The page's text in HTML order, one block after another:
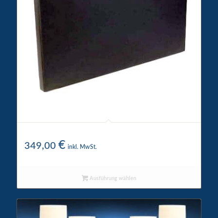
349,00 € inkl. MwSt.
Ausführung wählen